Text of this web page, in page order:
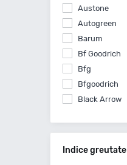
Austone
Autogreen
Barum
Bf Goodrich
Bfg
Bfgoodrich
Black Arrow
Comforser
Indice greutate